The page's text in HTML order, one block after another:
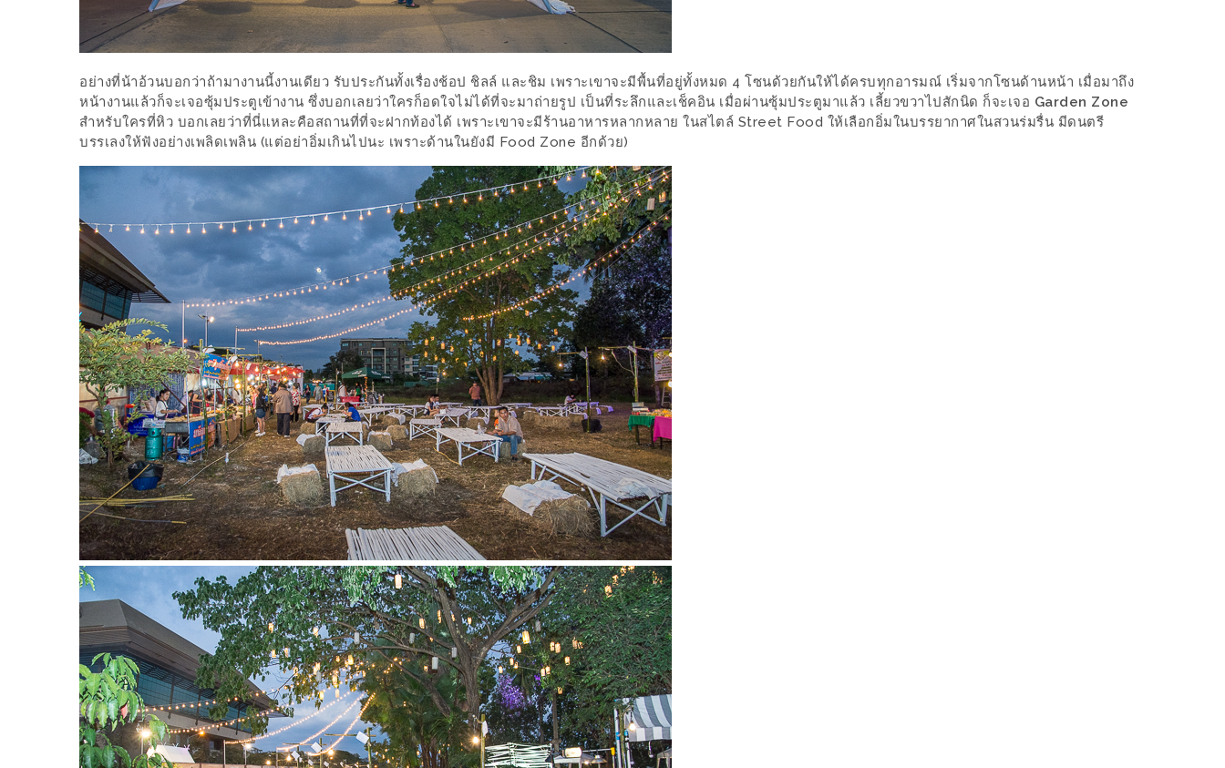
รวย
เสน่ห์
ของ
เชียงใหม่
ที่
16
ร้าน
อร่อย
ที่
ต้อง
มา
ลอง
ถนน
คน
เดิน
วัน
อาทิตย์
ท่าแพ
เชียงใหม่
CART
CHECKOUT
DRAFT
–
อย่างที่น้าอ้วนบอกว่าถ้ามางานนี้งานเดียว รับประกันทั้งเรื่องช้อป ชิลล์ และชิม เพราะเขาจะมีพื้นที่อยู่ทั้งหมด 4 โซนด้วยกันให้ได้ครบทุกอารมณ์ เริ่มจากโซนด้านหน้า เมื่อมาถึง
หน้างานแล้วก็จะเจอซุ้มประตูเข้างาน ซึ่งบอกเลยว่าใครก็อดใจไม่ได้ที่จะมาถ่ายรูป เป็นที่ระลึกและเช็คอิน เมื่อผ่านซุ้มประตูมาแล้ว เลี้ยวขวาไปสักนิด ก็จะเจอ Garden Zone
สำหรับใครที่หิว บอกเลยว่าที่นี่แหละคือสถานที่ที่จะฝากท้องได้ เพราะเขาจะมีร้านอาหารหลากหลาย ในสไตล์ Street Food ให้เลือกอิ่มในบรรยากาศในสวนร่มรื่น มีดนตรี
บรรเลงให้ฟังอย่างเพลิดเพลิน (แต่อย่าอิ่มเกินไปนะ เพราะด้านในยังมี Food Zone อีกด้วย)